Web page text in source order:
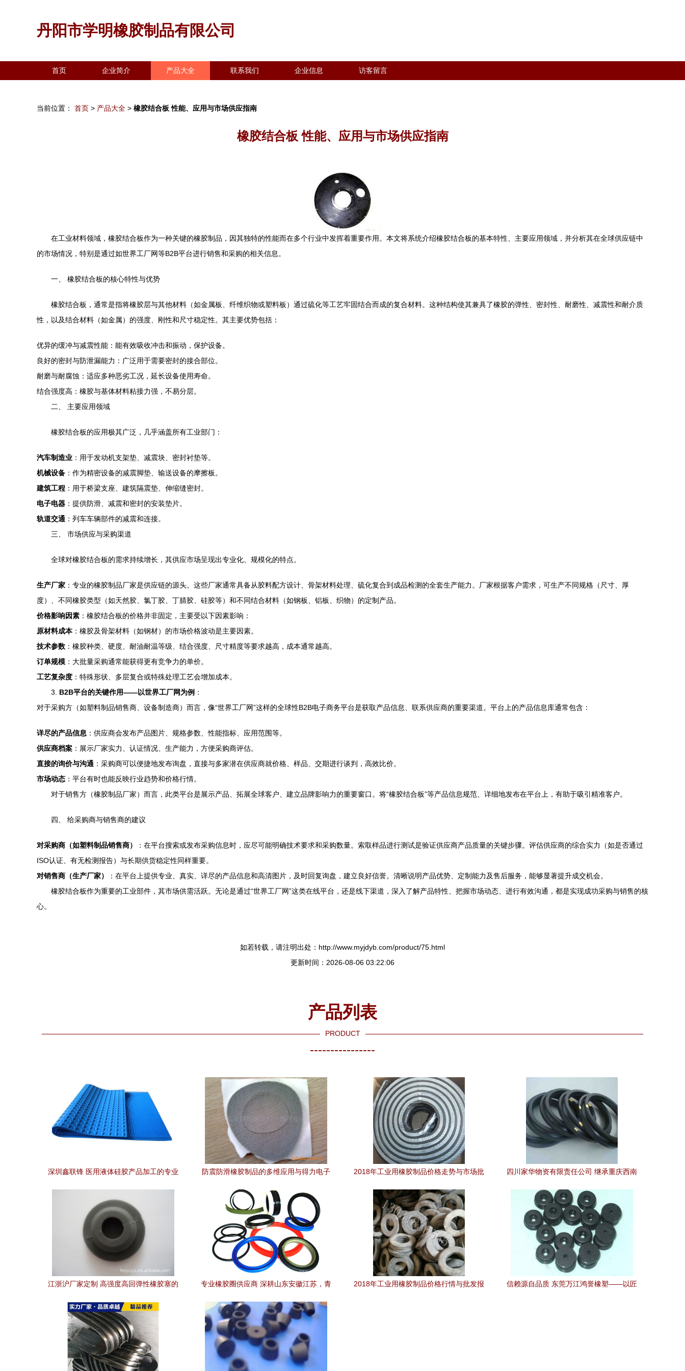
丹阳市学明橡胶制品有限公司
首页 企业简介 产品大全 联系我们 企业信息 访客留言
当前位置： 首页 > 产品大全 > 橡胶结合板 性能、应用与市场供应指南
橡胶结合板 性能、应用与市场供应指南
在工业材料领域，橡胶结合板作为一种关键的橡胶制品，因其独特的性能而在多个行业中发挥着重要作用。本文将系统介绍橡胶结合板的基本特性、主要应用领域，并分析其在全球供应链中
的市场情况，特别是通过如世界工厂网等B2B平台进行销售和采购的相关信息。
一、 橡胶结合板的核心特性与优势
橡胶结合板，通常是指将橡胶层与其他材料（如金属板、纤维织物或塑料板）通过硫化等工艺牢固结合而成的复合材料。这种结构使其兼具了橡胶的弹性、密封性、耐磨性、减震性和耐介质
性，以及结合材料（如金属）的强度、刚性和尺寸稳定性。其主要优势包括：
优异的缓冲与减震性能：能有效吸收冲击和振动，保护设备。
良好的密封与防泄漏能力：广泛用于需要密封的接合部位。
耐磨与耐腐蚀：适应多种恶劣工况，延长设备使用寿命。
结合强度高：橡胶与基体材料粘接力强，不易分层。
二、 主要应用领域
橡胶结合板的应用极其广泛，几乎涵盖所有工业部门：
汽车制造业 ：用于发动机支架垫、减震块、密封衬垫等。
机械设备 ：作为精密设备的减震脚垫、输送设备的摩擦板。
建筑工程 ：用于桥梁支座、建筑隔震垫、伸缩缝密封。
电子电器 ：提供防滑、减震和密封的安装垫片。
轨道交通 ：列车车辆部件的减震和连接。
三、 市场供应与采购渠道
全球对橡胶结合板的需求持续增长，其供应市场呈现出专业化、规模化的特点。
生产厂家 ：专业的橡胶制品厂家是供应链的源头。这些厂家通常具备从胶料配方设计、骨架材料处理、硫化复合到成品检测的全套生产能力。厂家根据客户需求，可生产不同规格（尺寸、厚
度）、不同橡胶类型（如天然胶、氯丁胶、丁腈胶、硅胶等）和不同结合材料（如钢板、铝板、织物）的定制产品。
价格影响因素 ：橡胶结合板的价格并非固定，主要受以下因素影响：
原材料成本：橡胶及骨架材料（如钢材）的市场价格波动是主要因素。
技术参数 ：橡胶种类、硬度、耐油耐温等级、结合强度、尺寸精度等要求越高，成本通常越高。
订单规模 ：大批量采购通常能获得更有竞争力的单价。
工艺复杂度 ：特殊形状、多层复合或特殊处理工艺会增加成本。
3. B2B平台的关键作用——以世界工厂网为例 ：
对于采购方（如塑料制品销售商、设备制造商）而言，像“世界工厂网”这样的全球性B2B电子商务平台是获取产品信息、联系供应商的重要渠道。平台上的产品信息库通常包含：
详尽的产品信息 ：供应商会发布产品图片、规格参数、性能指标、应用范围等。
供应商档案 ：展示厂家实力、认证情况、生产能力，方便采购商评估。
直接的询价与沟通 ：采购商可以便捷地发布询盘，直接与多家潜在供应商就价格、样品、交期进行谈判，高效比价。
市场动态 ：平台有时也能反映行业趋势和价格行情。
对于销售方（橡胶制品厂家）而言，此类平台是展示产品、拓展全球客户、建立品牌影响力的重要窗口。将“橡胶结合板”等产品信息规范、详细地发布在平台上，有助于吸引精准客户。
四、 给采购商与销售商的建议
对采购商（如塑料制品销售商）
：在平台搜索或发布采购信息时，应尽可能明确技术要求和采购数量。索取样品进行测试是验证供应商产品质量的关键步骤。评估供应商的综合实力（如是否通过
ISO认证、有无检测报告）与长期供货稳定性同样重要。
对销售商（生产厂家）
：在平台上提供专业、真实、详尽的产品信息和高清图片，及时回复询盘，建立良好信誉。清晰说明产品优势、定制能力及售后服务，能够显著提升成交机会。
橡胶结合板作为重要的工业部件，其市场供需活跃。无论是通过“世界工厂网”这类在线平台，还是线下渠道，深入了解产品特性、把握市场动态、进行有效沟通，都是实现成功采购与销售的核
心。
如若转载，请注明出处：http://www.myjdyb.com/product/75.html
更新时间：2026-08-06 03:22:06
产品列表
PRODUCT
----------------
深圳鑫联锋 医用液体硅胶产品加工的专业
防震防滑橡胶制品的多维应用与得力电子
2018年工业用橡胶制品价格走势与市场批
四川家华物资有限责任公司 继承重庆西南
与塑料制品服务
江浙沪厂家定制 高强度高回弹性橡胶塞的
专业橡胶圈供应商 深耕山东安徽江苏，青
2018年工业用橡胶制品价格行情与批发报
信赖源自品质 东莞万江鸿誉橡塑——以匠